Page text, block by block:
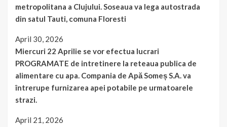
metropolitana a Clujului. Soseaua va lega autostrada
din satul Tauti, comuna Floresti
April 30, 2026
Miercuri 22 Aprilie se vor efectua lucrari
PROGRAMATE de intretinere la reteaua publica de
alimentare cu apa. Compania de Apă Someș S.A. va
întrerupe furnizarea apei potabile pe urmatoarele
strazi.
April 21, 2026